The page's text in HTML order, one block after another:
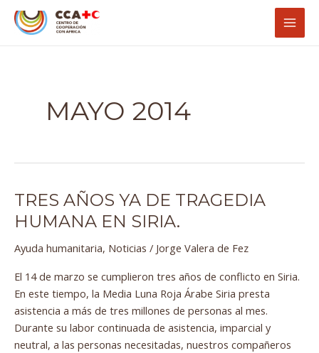
Main
MAYO 2014
TRES AÑOS YA DE TRAGEDIA
HUMANA EN SIRIA.
Ayuda humanitaria, Noticias / Jorge Valera de Fez
El 14 de marzo se cumplieron tres años de conflicto en Siria.
En este tiempo, la Media Luna Roja Árabe Siria presta
asistencia a más de tres millones de personas al mes.
Durante su labor continuada de asistencia, imparcial y
neutral, a las personas necesitadas, nuestros compañeros
Tres
años
ya
de
humana
en
Siria.
Paginación
de